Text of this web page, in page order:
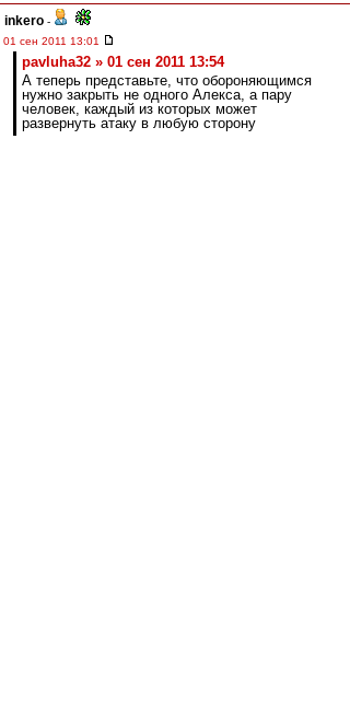
inkero -
01 сен 2011 13:01
pavluha32 » 01 сен 2011 13:54
А теперь представьте, что обороняющимся
нужно закрыть не одного Алекса, а пару
человек, каждый из которых может
развернуть атаку в любую сторону